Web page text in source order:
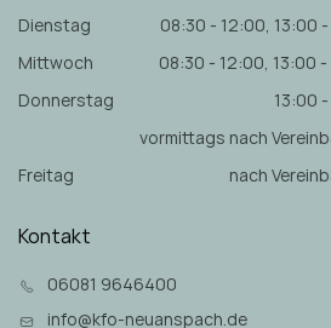
Dienstag
08:30 - 12:00, 13:00
Mittwoch
08:30 - 12:00, 13:00 -
Donnerstag
13:00
vormittags nach
Freitag
nach
Kontakt
06081 9646400
info@kfo-neuanspach.de